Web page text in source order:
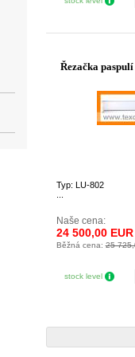
Řezačka
Typ: LU-802
Naše cena:
24 500,00 EUR
Běžná cena:25
stock level